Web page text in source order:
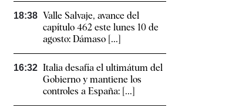
18:38 Valle Salvaje, avance del
capítulo 462 este lunes 10 de
agosto: Dámaso [...]
16:32 Italia desafía el ultimátum del
Gobierno y mantiene los
controles a España: [...]